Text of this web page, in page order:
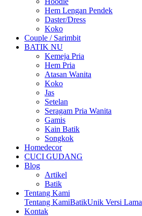
Hem Lengan Pendek
Daster/Dress
Koko
Couple / Sarimbit
BATIK NU
Kemeja Pria
Hem Pria
Atasan Wanita
Koko
Jas
Setelan
Seragam Pria Wanita
Gamis
Kain Batik
Songkok
Homedecor
CUCI GUDANG
Blog
Artikel
Batik
Tentang Kami
Tentang KamiBatikUnik Versi Lama
Kontak